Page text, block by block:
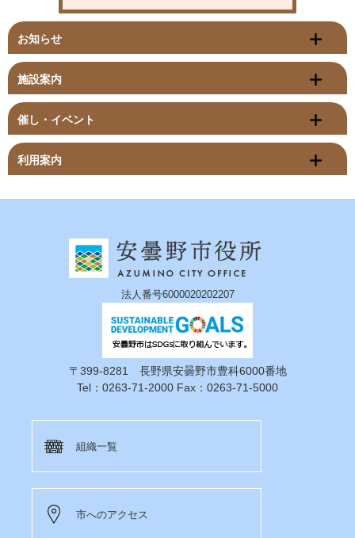
お知らせ
施設案内
催し・イベント
利用案内
法人番号6000020202207
〒399-8281 長野県安曇野市豊科6000番地
Tel：0263-71-2000 Fax：0263-71-5000
組織一覧
市へのアクセス